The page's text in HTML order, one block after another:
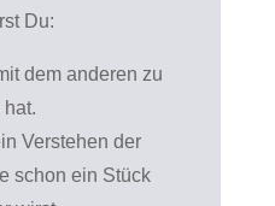
Du:
dem anderen zu
hat.
Verstehen der
schon ein Stück